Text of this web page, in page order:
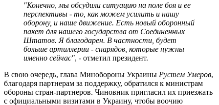
"Конечно, мы обсудили ситуацию на поле боя и ее
перспективы - то, как можем усилить и нашу
оборону, и наше движение. Есть новый оборонный
пакет для нашего государства от Соединенных
Штатов. Я благодарен. В частности, будет
больше артиллерии - снарядов, которые нужны
именно сейчас", - отметил президент.
В свою очередь, глава Минобороны Украины Рустем Умеров,
благодаря партнерам за поддержку, обратился к министрам
обороны стран-партнеров. Чиновник пригласил их приезжать
с официальными визитами в Украину, чтобы воочию